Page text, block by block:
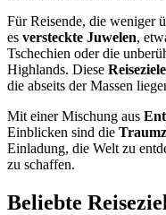
Für Reisende, die weniger
es versteckte Juwelen,
Tschechien oder die
Highlands. Diese
die abseits der Massen
Mit einer Mischung aus
Einblicken sind die
Einladung, die Welt zu
zu schaffen.
Beliebte